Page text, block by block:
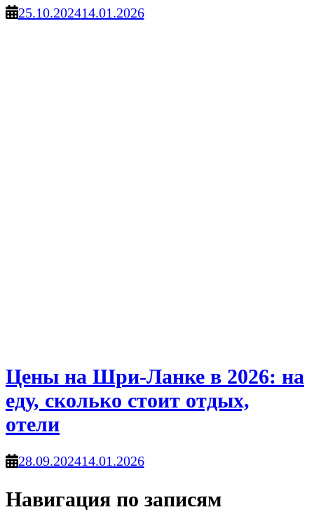
25.10.202414.01.2026
Цены на Шри-Ланке в 2026: на
еду, сколько стоит отдых,
отели
28.09.202414.01.2026
Навигация по записям